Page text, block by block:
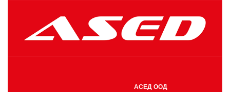
АСЕД ООД